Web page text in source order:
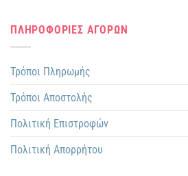
ΠΛΗΡΟΦΟΡΙΕΣ ΑΓΟΡΩΝ
Τρόποι Πληρωμής
Τρόποι Αποστολής
Πολιτική Επιστροφών
Πολιτική Απορρήτου